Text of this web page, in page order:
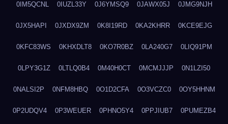
0IM5QCNL 0IUZL33Y 0J6YMSQ9 0JAWX05J 0JMG9NJH
0JX5HAPI 0JXDX9ZM 0K8I19RD 0KA2KHRR 0KCE9EJG
0KFC83WS 0KHXDLT8 0KO7R0BZ 0LA240G7 0LIQ91PM
0LPY3G1Z 0LTLQ0B4 0M40H0CT 0MCMJJJP 0N1LZI50
0NALSI2P 0NFM8HBQ 0O1D2CFA 0O3VCZC0 0OY5HHNM
0P2UDQV4 0P3WEUER 0PHNO5Y4 0PPJIUB7 0PUMEZB4